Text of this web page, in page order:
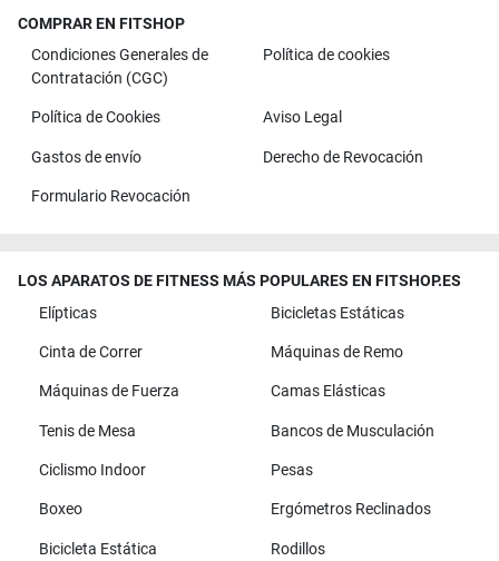
COMPRAR EN FITSHOP
Condiciones Generales de
Contratación (CGC)
Política de cookies
Política de Cookies Aviso Legal
Gastos de envío Derecho de Revocación
Formulario Revocación
LOS APARATOS DE FITNESS MÁS POPULARES EN FITSHOP.ES
Elípticas
Bicicletas Estáticas
Cinta de Correr Máquinas de Remo
Máquinas de Fuerza Camas Elásticas
Tenis de Mesa Bancos de Musculación
Ciclismo Indoor Pesas
Boxeo Ergómetros Reclinados
Bicicleta Estática Rodillos